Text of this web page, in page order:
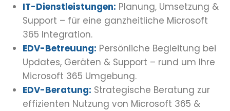
IT-Dienstleistungen: Planung, Umsetzung &
Support – für eine ganzheitliche Microsoft
365 Integration.
EDV-Betreuung: Persönliche Begleitung bei
Updates, Geräten & Support – rund um Ihre
Microsoft 365 Umgebung.
EDV-Beratung: Strategische Beratung zur
effizienten Nutzung von Microsoft 365 &